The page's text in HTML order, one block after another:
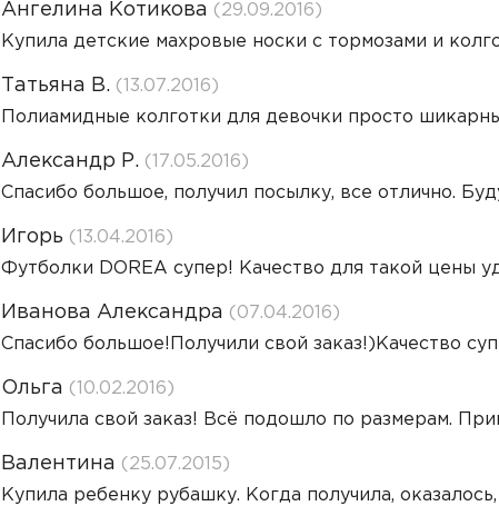
Ангелина Котикова (29.09.2016)
Купила детские махровые носки с тормозами и
Татьяна В. (13.07.2016)
Полиамидные колготки для девочки просто
Александр Р. (17.05.2016)
Спасибо большое, получил посылку, все отлично.
Игорь (13.04.2016)
Футболки DOREA супер! Качество для такой цены
Иванова Александра (07.04.2016)
Спасибо большое!Получили свой заказ!)Качество
Ольга (10.02.2016)
Получила свой заказ! Всё подошло по размерам.
Валентина (25.07.2015)
Купила ребенку рубашку. Когда получила,